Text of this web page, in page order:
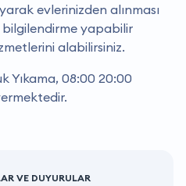
evlerinizden alınması
yapabilir
alabilirsiniz.
Yıkama, 08:00 20:00
VE DUYURULAR